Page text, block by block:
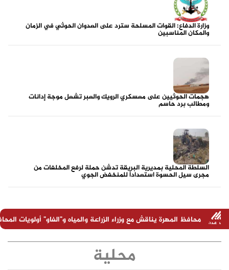
وزارة الدفاع: القوات المسلحة سترد على العدوان الحوثي في الزمان
والمكان المناسبين
هجمات الحوثيين على معسكري الرويك والعبر تشعل موجة إدانات
ومطالب برد حاسم
السلطة المحلية بمديرية البريقة تدشن حملة لرفع المخلفات من
مجرى سيل الحسوة استعداداً للمنخفض الجوي
مع وزراء الزراعة والمياه و"الفاو" أولويات المحافظة ويؤكد أهمية
محلية